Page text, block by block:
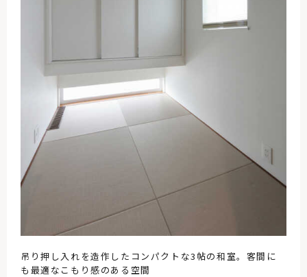
吊り押し入れを造作したコンパクトな3帖の和室。客間に
も最適なこもり感のある空間